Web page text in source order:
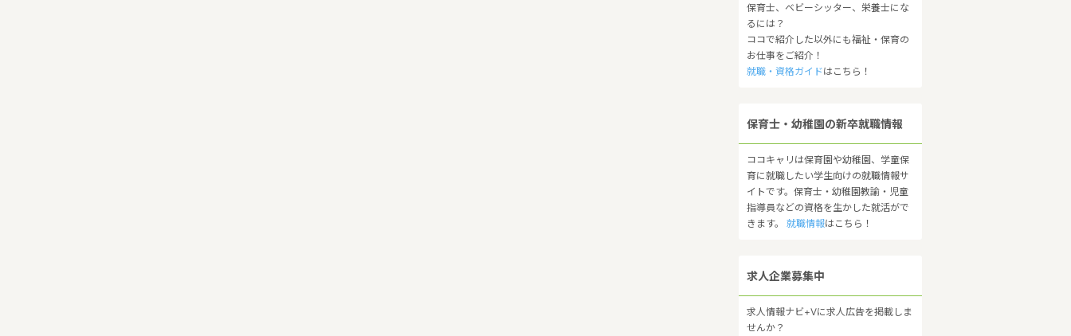
保育士、ベビーシッター、栄養士にな
るには？
ココで紹介した以外にも福祉・保育の
お仕事をご紹介！
就職・資格ガイドはこちら！
保育士・幼稚園の新卒就職情報
ココキャリは保育園や幼稚園、学童保
育に就職したい学生向けの就職情報サ
イトです。保育士・幼稚園教諭・児童
指導員などの資格を生かした就活がで
きます。 就職情報はこちら！
求人企業募集中
求人情報ナビ+Vに求人広告を掲載しま
せんか？